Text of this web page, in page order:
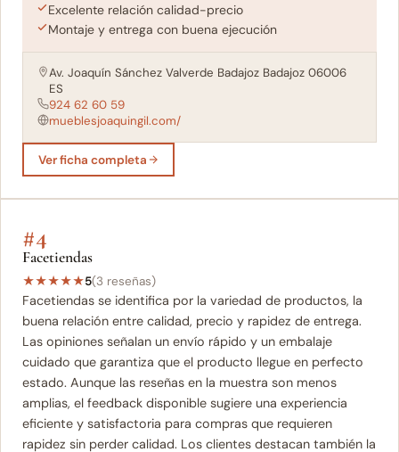
Excelente relación calidad-precio
Montaje y entrega con buena ejecución
Av. Joaquín Sánchez Valverde Badajoz Badajoz 06006
ES
924 62 60 59
mueblesjoaquingil.com/
Ver ficha completa
#4
Facetiendas
★★★★★5(3 reseñas)
Facetiendas se identifica por la variedad de productos, la
buena relación entre calidad, precio y rapidez de entrega.
Las opiniones señalan un envío rápido y un embalaje
cuidado que garantiza que el producto llegue en perfecto
estado. Aunque las reseñas en la muestra son menos
amplias, el feedback disponible sugiere una experiencia
eficiente y satisfactoria para compras que requieren
rapidez sin perder calidad. Los clientes destacan también la